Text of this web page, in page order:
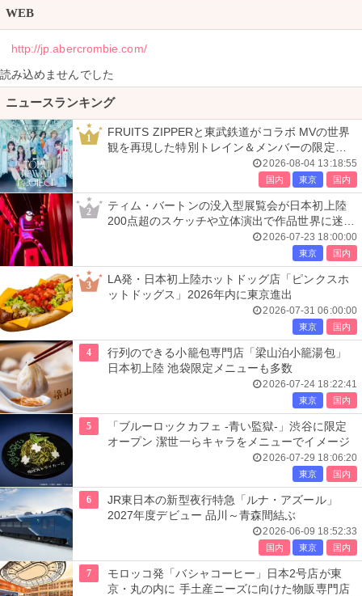
WEB
http://jp.abercrombie.com/
読み込めませんでした
ニュースランキング
1
FRUITS ZIPPERと東武鉄道がコラボ MVの世界
観を再現した特別トレイン＆メンバーの限定ア
2026-08-04 13:18:55
国内 東京 国内
2
ティム・バートンの没入型展覧会が日本初上陸
200点超のスケッチや立体演出で作品世界に迷い
2026-07-23 18:00:00
東京 国内
3
LA発・日本初上陸ホットドッグ店「ピンクスホ
ットドッグス」2026年内に東京進出
2026-07-31 06:00:00
東京 国内
4
行列のできる小籠包専門店「梁山泊小籠湯包」
日本初上陸 池袋限定メニューも多数
2026-07-24 18:22:41
東京 国内
5
「ブルーロックカフェ -青い監獄-」渋谷に限定
オープン 潔世一らキャラをメニューでイメージ
2026-07-29 18:06:20
東京 国内
6
JR東日本の新型夜行特急「ルナ・アズール」
2027年度デビュー 品川～青森間結ぶ
2026-06-09 18:52:33
国内 東京 国内
7
モロッコ発「バシャコーヒー」日本2号店が東
京・丸の内に 手土産ニーズに向けた物販専門店